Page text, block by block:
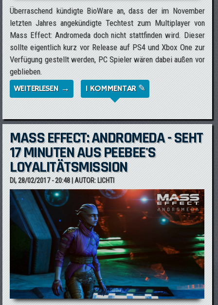
Überraschend kündigte BioWare an, dass der im November
letzten Jahres angekündigte Techtest zum Multiplayer von
Mass Effect: Andromeda doch nicht stattfinden wird. Dieser
sollte eigentlich kurz vor Release auf PS4 und Xbox One zur
Verfügung gestellt werden, PC Spieler wären dabei außen vor
geblieben.
WEITERLESEN → ÜBER MASS EFFECT: ANDROMEDA -
BIOWARE SAGT TEST DES MULTIPLAYERS
AB
1 KOMMENTAR ✎
MASS EFFECT: ANDROMEDA - SEHT
17 MINUTEN AUS PEEBEE'S
LOYALITÄTSMISSION
DI, 28/02/2017 - 20:48| AUTOR:LICHTI